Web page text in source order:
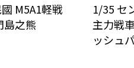
M5A1軽戦
島之熊
1/35 セ
主力戦
ッシュ